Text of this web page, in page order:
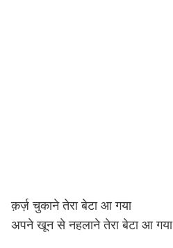
क़र्ज़ चुकाने तेरा बेटा आ गया
अपने खून से नहलाने तेरा बेटा आ गया